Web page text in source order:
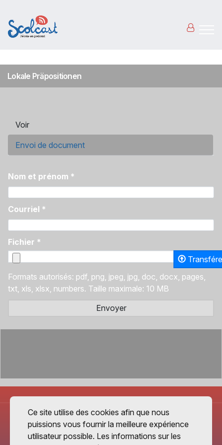
Lokale Präpositionen
Onglets principaux
Voir
Envoi de document
Nom et prénom *
Courriel *
Fichier *
Formats autorisés: pdf, png, jpeg, jpg, doc, docx, pages,
txt, xls, xlsx, numbers. Taille maximale: 10 MB
Envoyer
Ce site utilise des cookies afin que nous
puissions vous fournir la meilleure expérience
utilisateur possible. Les informations sur les